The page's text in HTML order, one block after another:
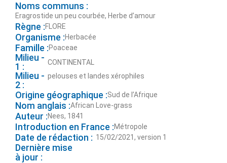
Noms communs :
Eragrostide un peu courbée, Herbe d’amour
Règne :FLORE
Organisme :Herbacée
Famille :Poaceae
Milieu -
1 :
CONTINENTAL
Milieu -
2 :
pelouses et landes xérophiles
Origine géographique :Sud de l’Afrique
Nom anglais :African Love-grass
Auteur :Nees, 1841
Introduction en France :Métropole
Date de rédaction : 15/02/2021, version 1
Dernière mise
à jour :